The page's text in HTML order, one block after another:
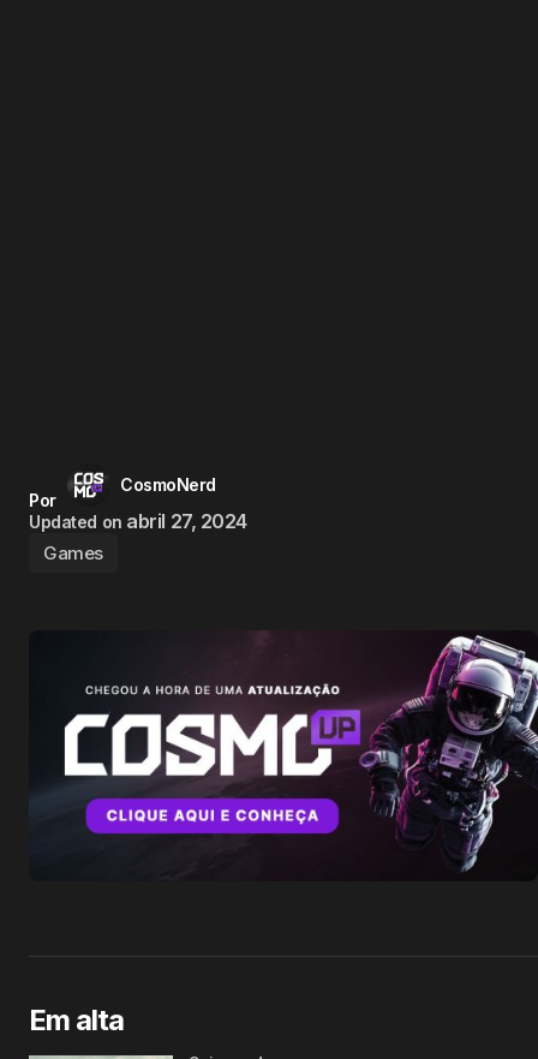
Por
CosmoNerd
Updated on abril 27, 2024
Games
Em alta